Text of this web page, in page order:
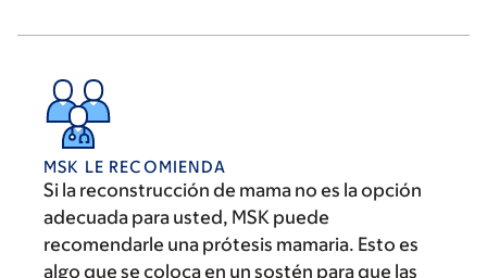
MSK LE RECOMIENDA
Si la reconstrucción de mama no es la opción
adecuada para usted, MSK puede
recomendarle una prótesis mamaria. Esto es
algo que se coloca en un sostén para que las